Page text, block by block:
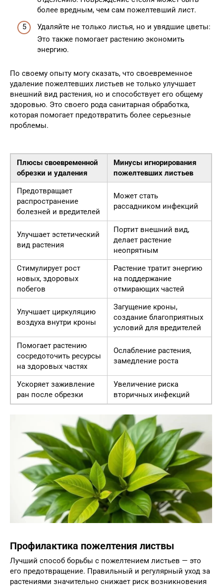
более вредным, чем сам пожелтевший лист.
Удаляйте не только листья, но и увядшие цветы:
Это также помогает растению экономить
энергию.
По своему опыту могу сказать, что своевременное
удаление пожелтевших листьев не только улучшает
внешний вид растения, но и способствует его общему
здоровью. Это своего рода санитарная обработка,
которая помогает предотвратить более серьезные
проблемы.
Плюсы своевременной
обрезки и удаления
Минусы игнорирования
пожелтевших листьев
Предотвращает
распространение
болезней и вредителей
Может стать
рассадником инфекций
Улучшает эстетический
вид растения
Портит внешний вид,
делает растение
неопрятным
Стимулирует рост
новых, здоровых
побегов
Растение тратит энергию
на поддержание
отмирающих частей
Улучшает циркуляцию
воздуха внутри кроны
Загущение кроны,
создание благоприятных
условий для вредителей
Помогает растению
сосредоточить ресурсы
на здоровых частях
Ослабление растения,
замедление роста
Ускоряет заживление
ран после обрезки
Увеличение риска
вторичных инфекций
Профилактика пожелтения листвы
Лучший способ борьбы с пожелтением листьев — это
его предотвращение. Правильный и регулярный уход за
растениями значительно снижает риск возникновения